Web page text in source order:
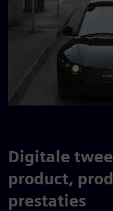
Digitale
product,
prestaties